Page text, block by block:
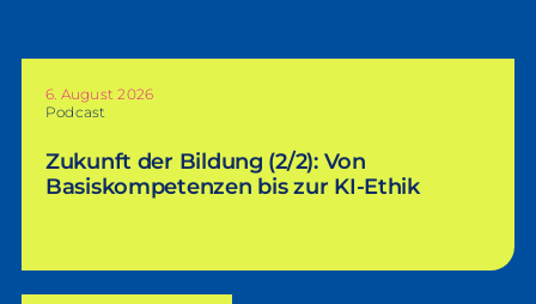
6. August 2026
Podcast
Zukunft der Bildung (2/2): Von
Basiskompetenzen bis zur KI-Ethik